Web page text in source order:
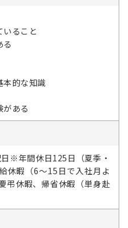
いること
る
本的な知識
がある
※年間休日125日（夏季・
休暇（6～15日で入社月よ
弔休暇、帰省休暇（単身赴